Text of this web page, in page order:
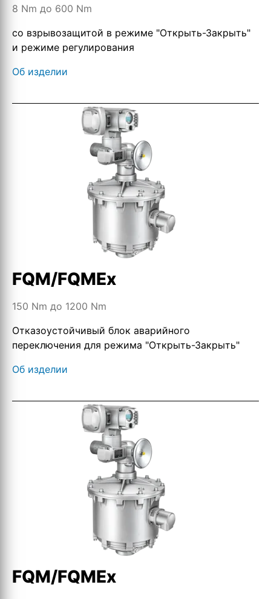
8 Nm до 600 Nm
со взрывозащитой в режиме "Открыть-Закрыть"
и режиме регулирования
Об изделии
FQM/FQMEx
150 Nm до 1200 Nm
Отказоустойчивый блок аварийного
переключения для режима "Открыть-Закрыть"
Об изделии
FQM/FQMEx